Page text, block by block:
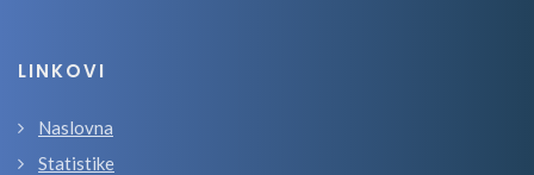
LINKOVI
Naslovna
Statistike